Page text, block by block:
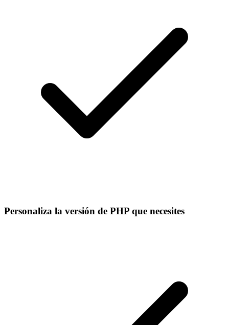
Personaliza la versión de PHP que necesites